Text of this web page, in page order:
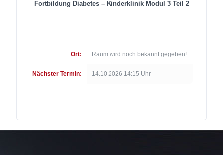
Fortbildung Diabetes – Kinderklinik Modul 3 Teil 2
Ort: Raum wird noch bekannt gegeben!
Nächster Termin: 14.10.2026 14:15 Uhr